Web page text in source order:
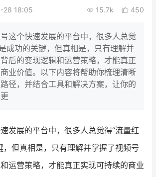
产品场景库
28 18:05 15.7k 450
这个快速发展的平台中，很多人总觉
成功的关键，但真相是，只有理解并
后的变现逻辑和运营策略，才能真正
业价值。以下内容将帮助你梳理清晰
径，并结合工具和解决方案，让你的
发展的平台中，很多人总觉得“流量红
，但真相是，只有理解并掌握了视频号
运营策略，才能真正实现可持续的商业